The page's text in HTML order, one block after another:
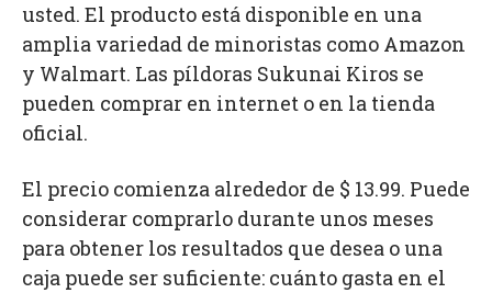
usted. El producto está disponible en una
amplia variedad de minoristas como Amazon
y Walmart. Las píldoras Sukunai Kiros se
pueden comprar en internet o en la tienda
oficial.
El precio comienza alrededor de $ 13.99. Puede
considerar comprarlo durante unos meses
para obtener los resultados que desea o una
caja puede ser suficiente: cuánto gasta en el